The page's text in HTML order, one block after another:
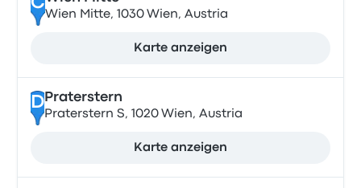
C
Wien Mitte, 1030 Wien, Austria
Karte anzeigen
DPraterstern
Praterstern S, 1020 Wien, Austria
Karte anzeigen